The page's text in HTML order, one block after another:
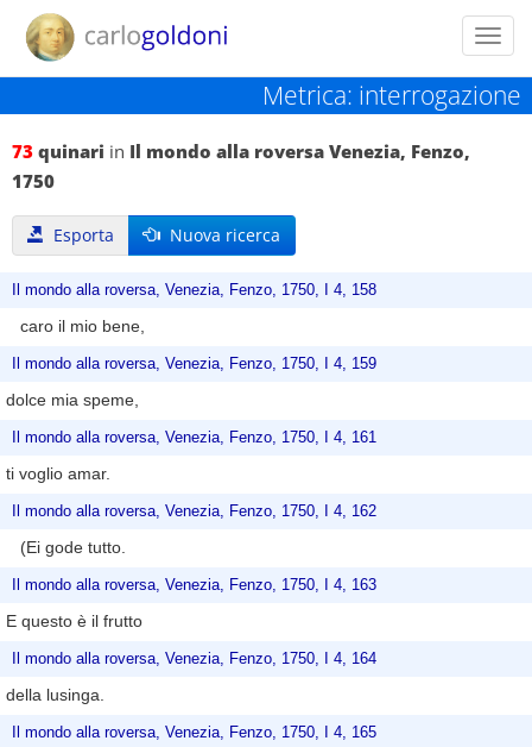
Metrica: interrogazione
73 quinari in Il mondo alla roversa Venezia, Fenzo,
1750
Esporta Nuova ricerca
Il mondo alla roversa, Venezia, Fenzo, 1750, I 4, 158
caro il mio bene,
Il mondo alla roversa, Venezia, Fenzo, 1750, I 4, 159
dolce mia speme,
Il mondo alla roversa, Venezia, Fenzo, 1750, I 4, 161
ti voglio amar.
Il mondo alla roversa, Venezia, Fenzo, 1750, I 4, 162
(Ei gode tutto.
Il mondo alla roversa, Venezia, Fenzo, 1750, I 4, 163
E questo è il frutto
Il mondo alla roversa, Venezia, Fenzo, 1750, I 4, 164
della lusinga.
Il mondo alla roversa, Venezia, Fenzo, 1750, I 4, 165